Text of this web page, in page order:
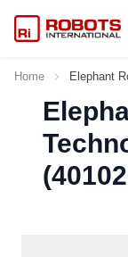
Home Elephant